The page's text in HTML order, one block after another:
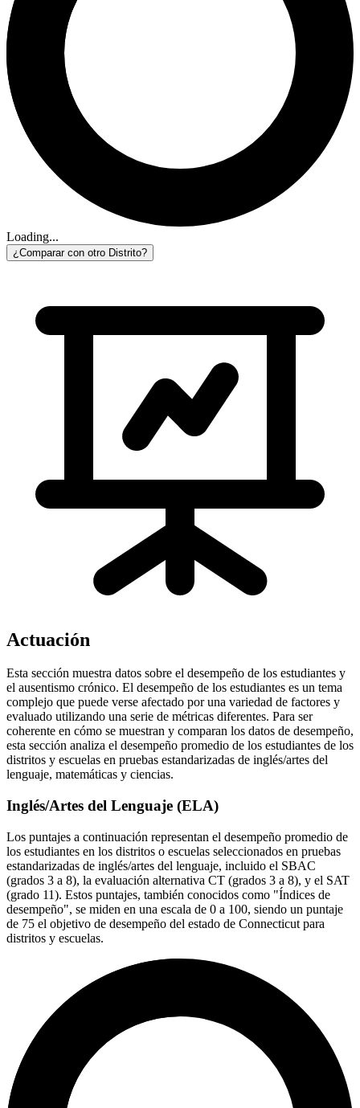
Loading...
¿Comparar con otro Distrito?
Actuación
Esta sección muestra datos sobre el desempeño de los estudiantes y
el ausentismo crónico. El desempeño de los estudiantes es un tema
complejo que puede verse afectado por una variedad de factores y
evaluado utilizando una serie de métricas diferentes. Para ser
coherente en cómo se muestran y comparan los datos de desempeño,
esta sección analiza el desempeño promedio de los estudiantes de los
distritos y escuelas en pruebas estandarizadas de inglés/artes del
lenguaje, matemáticas y ciencias.
Inglés/Artes del Lenguaje (ELA)
Los puntajes a continuación representan el desempeño promedio de
los estudiantes en los distritos o escuelas seleccionados en pruebas
estandarizadas de inglés/artes del lenguaje, incluido el SBAC
(grados 3 a 8), la evaluación alternativa CT (grados 3 a 8), y el SAT
(grado 11). Estos puntajes, también conocidos como "Índices de
desempeño", se miden en una escala de 0 a 100, siendo un puntaje
de 75 el objetivo de desempeño del estado de Connecticut para
distritos y escuelas.